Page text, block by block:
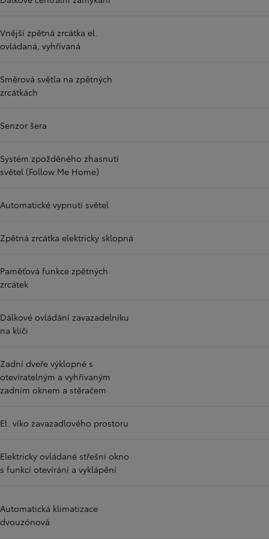
Vnější zpětná zrcátka el.
ovládaná, vyhřívaná
Směrová světla na zpětných
zrcátkách
Senzor šera
Systém zpožděného zhasnutí
světel (Follow Me Home)
Automatické vypnutí světel
Zpětná zrcátka elektricky sklopná
Paměťová funkce zpětných
zrcátek
Dálkové ovládání zavazadelníku
na klíči
Zadní dveře výklopné s
otevíratelným a vyhřívaným
zadním oknem a stěračem
El. víko zavazadlového prostoru
Elektricky ovládané střešní okno
s funkcí otevírání a vyklápění
Automatická klimatizace
dvouzónová